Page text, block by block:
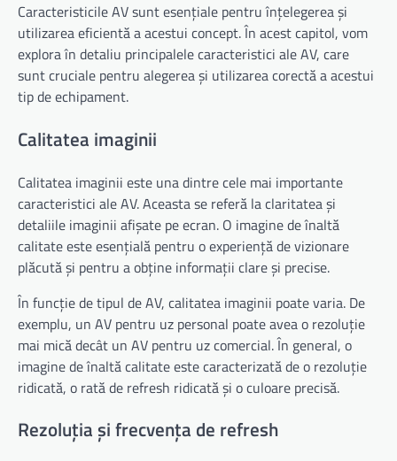
Caracteristicile AV sunt esențiale pentru înțelegerea și
utilizarea eficientă a acestui concept. În acest capitol, vom
explora în detaliu principalele caracteristici ale AV, care
sunt cruciale pentru alegerea și utilizarea corectă a acestui
tip de echipament.
Calitatea imaginii
Calitatea imaginii este una dintre cele mai importante
caracteristici ale AV. Aceasta se referă la claritatea și
detaliile imaginii afișate pe ecran. O imagine de înaltă
calitate este esențială pentru o experiență de vizionare
plăcută și pentru a obține informații clare și precise.
În funcție de tipul de AV, calitatea imaginii poate varia. De
exemplu, un AV pentru uz personal poate avea o rezoluție
mai mică decât un AV pentru uz comercial. În general, o
imagine de înaltă calitate este caracterizată de o rezoluție
ridicată, o rată de refresh ridicată și o culoare precisă.
Rezoluția și frecvența de refresh